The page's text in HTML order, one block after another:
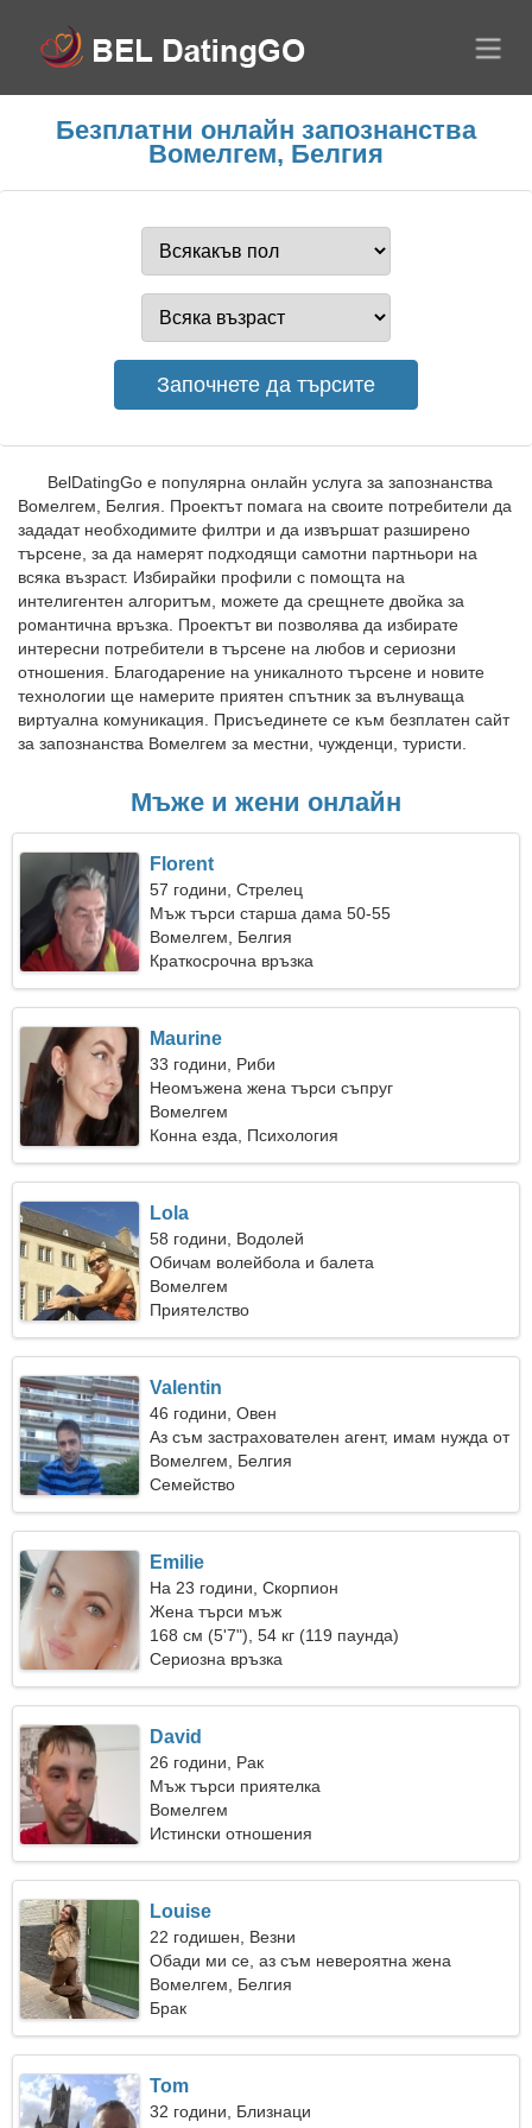
Безплатни онлайн запознанства
Вомелгем, Белгия
BelDatingGo е популярна онлайн услуга за запознанства
Вомелгем, Белгия. Проектът помага на своите потребители да
зададат необходимите филтри и да извършат разширено
търсене, за да намерят подходящи самотни партньори на
всяка възраст. Избирайки профили с помощта на
интелигентен алгоритъм, можете да срещнете двойка за
романтична връзка. Проектът ви позволява да избирате
интересни потребители в търсене на любов и сериозни
отношения. Благодарение на уникалното търсене и новите
технологии ще намерите приятен спътник за вълнуваща
виртуална комуникация. Присъединете се към безплатен сайт
за запознанства Вомелгем за местни, чужденци, туристи.
Мъже и жени онлайн
Florent
57 години, Стрелец
Мъж търси старша дама 50-55
Вомелгем, Белгия
Краткосрочна връзка
Maurine
33 години, Риби
Неомъжена жена търси съпруг
Вомелгем
Конна езда, Психология
Lola
58 години, Водолей
Обичам волейбола и балета
Вомелгем
Приятелство
Valentin
46 години, Овен
Аз съм застрахователен агент, имам нужда от
романтична жена
Вомелгем, Белгия
Семейство
Emilie
На 23 години, Скорпион
Жена търси мъж
168 см (5'7"), 54 кг (119 паунда)
Сериозна връзка
David
26 години, Рак
Мъж търси приятелка
Вомелгем
Истински отношения
Louise
22 годишен, Везни
Обади ми се, аз съм невероятна жена
Вомелгем, Белгия
Брак
Tom
32 години, Близнаци